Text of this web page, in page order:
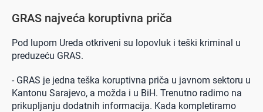
GRAS najveća koruptivna priča
Pod lupom Ureda otkriveni su lopovluk i teški kriminal u
preduzeću GRAS.
- GRAS je jedna teška koruptivna priča u javnom sektoru u
Kantonu Sarajevo, a možda i u BiH. Trenutno radimo na
prikupljanju dodatnih informacija. Kada kompletiramo